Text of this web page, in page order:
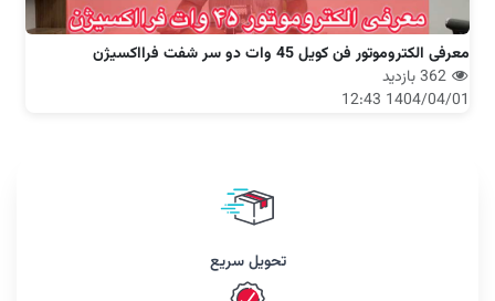
معرفی الکتروموتور فن کویل 45 وات دو سر شفت فرااکسیژن
362 بازدید
1404/04/01 12:43
تحویل سریع